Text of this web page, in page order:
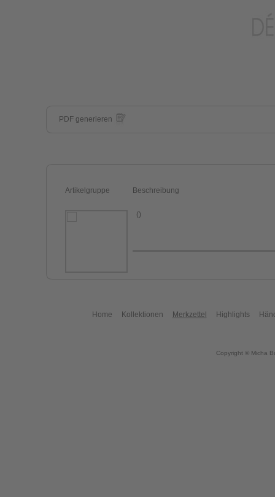
PDF generieren
Artikelgruppe Beschreibung
()
Home Kollektionen Merkzettel Highlights
Copyright © Micha